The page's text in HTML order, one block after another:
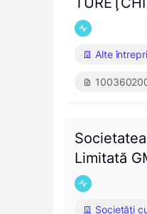
Alte
Limitată
Societăţi